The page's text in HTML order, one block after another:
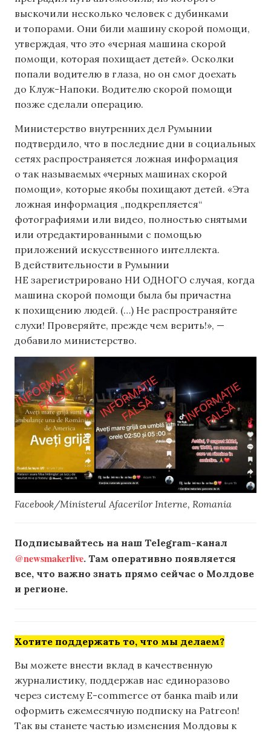
выскочили несколько человек с дубинками
и топорами. Они били машину скорой помощи,
утверждая, что это «черная машина скорой
помощи, которая похищает детей». Осколки
попали водителю в глаза, но он смог доехать
до Клуж-Напоки. Водителю скорой помощи
позже сделали операцию.
Министерство внутренних дел Румынии
подтвердило, что в последние дни в социальных
сетях распространяется ложная информация
о так называемых «черных машинах скорой
помощи», которые якобы похищают детей. «Эта
ложная информация „подкрепляется“
фотографиями или видео, полностью снятыми
или отредактированными с помощью
приложений искусственного интеллекта.
В действительности в Румынии
НЕ зарегистрировано НИ ОДНОГО случая, когда
машина скорой помощи была бы причастна
к похищению людей. (…) Не распространяйте
слухи! Проверяйте, прежде чем верить!», —
добавило министерство.
Facebook/Ministerul Afacerilor Interne, Romania
Подписывайтесь на наш Telegram-канал
@newsmakerlive. Там оперативно появляется
все, что важно знать прямо сейчас о Молдове
и регионе.
Хотите поддержать то, что мы делаем?
Вы можете внести вклад в качественную
журналистику, поддержав нас единоразово
через систему E-commerce от банка maib или
оформить ежемесячную подписку на Patreon!
Так вы станете частью изменения Молдовы к